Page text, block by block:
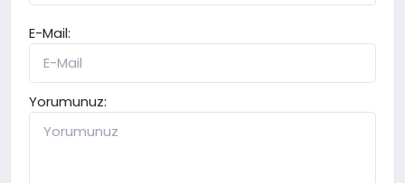
E-Mail:
Yorumunuz: